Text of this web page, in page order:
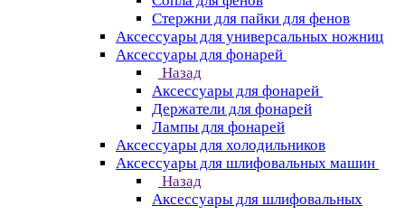
Стержни для пайки для фенов
Аксессуары для универсальных ножниц
Аксессуары для фонарей
Назад
Аксессуары для фонарей
Держатели для фонарей
Лампы для фонарей
Аксессуары для холодильников
Аксессуары для шлифовальных машин
Назад
Аксессуары для шлифовальных